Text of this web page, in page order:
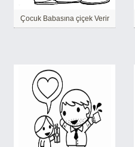
Çocuk Babasına çiçek Verir